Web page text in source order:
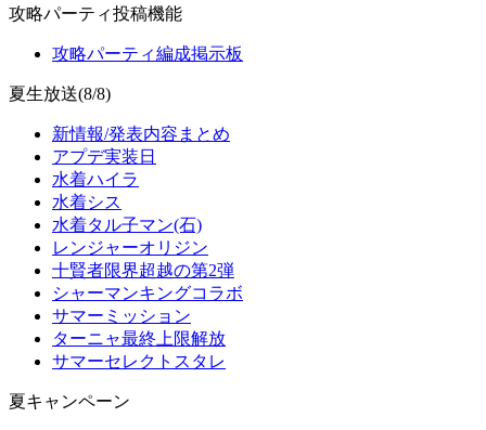
攻略パーティ投稿機能
攻略パーティ編成掲示板
夏生放送(8/8)
新情報/発表内容まとめ
アプデ実装日
水着ハイラ
水着シス
水着タル子マン(石)
レンジャーオリジン
十賢者限界超越の第2弾
シャーマンキングコラボ
サマーミッション
ターニャ最終上限解放
サマーセレクトスタレ
夏キャンペーン